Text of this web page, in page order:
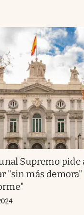
Supremo pide
"sin más demora"